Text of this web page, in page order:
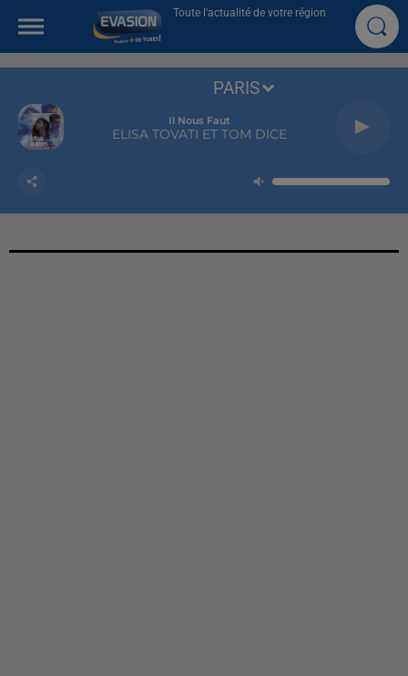
Toute l'actualité de votre région
Il Nous Faut
ELISA TOVATI ET TOM DICE
PARIS